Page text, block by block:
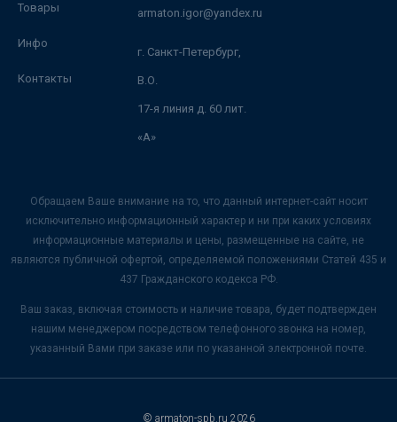
Товары
Инфо
Контакты
armaton.igor@yandex.ru
г. Санкт-Петербург,
В.О.
17-я линия д. 60 лит.
«А»
Обращаем Ваше внимание на то, что данный интернет-сайт носит
исключительно информационный характер и ни при каких условиях
информационные материалы и цены, размещенные на сайте, не
являются публичной офертой, определяемой положениями Статей 435 и
437 Гражданского кодекса РФ.
Ваш заказ, включая стоимость и наличие товара, будет подтвержден
нашим менеджером посредством телефонного звонка на номер,
указанный Вами при заказе или по указанной электронной почте.
© armaton-spb.ru 2026